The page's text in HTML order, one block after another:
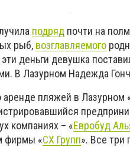
подряд почти на
рыб, возглавляемого
деньги девушка
В Лазурном Надежда
пляжей в Лазурном
компаниях – «Евробуд
фирмы «СХ Групп». Все три